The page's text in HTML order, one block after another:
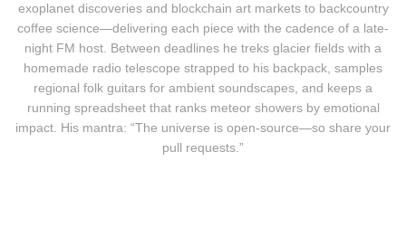
exoplanet discoveries and blockchain art markets to backcountry
coffee science—delivering each piece with the cadence of a late-
night FM host. Between deadlines he treks glacier fields with a
homemade radio telescope strapped to his backpack, samples
regional folk guitars for ambient soundscapes, and keeps a
running spreadsheet that ranks meteor showers by emotional
impact. His mantra: “The universe is open-source—so share your
pull requests.”